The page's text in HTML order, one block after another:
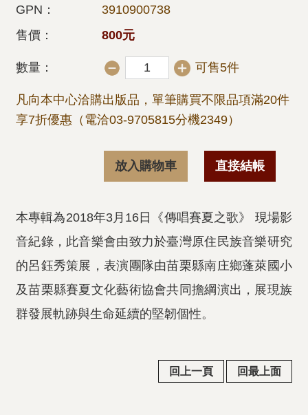
GPN：
3910900738
售價：
800元
數量： 可售5件
凡向本中心洽購出版品，單筆購買不限品項滿20件
享7折優惠（電洽03-9705815分機2349）
放入購物車 直接結帳
本專輯為2018年3月16日《傳唱賽夏之歌》 現場影
音紀錄，此音樂會由致力於臺灣原住民族音樂研究
的呂鈺秀策展，表演團隊由苗栗縣南庄鄉蓬萊國小
及苗栗縣賽夏文化藝術協會共同擔綱演出，展現族
群發展軌跡與生命延續的堅韌個性。
回上一頁 回最上面